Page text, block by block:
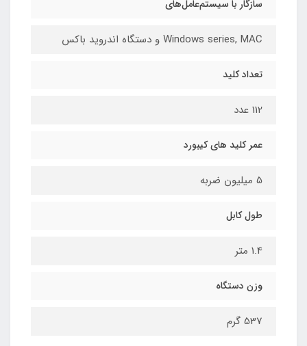
سازگار با سیستم‌عامل‌های
Windows series, MAC و دستگاه اندروید باکس
تعداد کلید
112 عدد
عمر کلید های کیبورد
5 میلیون ضربه
طول کابل
1.4 متر
وزن دستگاه
537 گرم